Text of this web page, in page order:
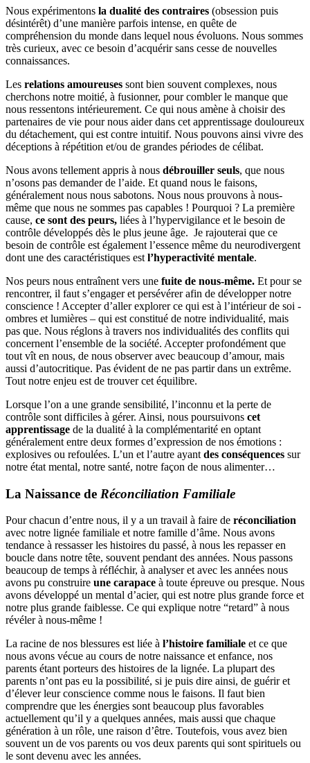
Nous expérimentons la dualité des contraires (obsession puis
désintérêt) d’une manière parfois intense, en quête de
compréhension du monde dans lequel nous évoluons. Nous sommes
très curieux, avec ce besoin d’acquérir sans cesse de nouvelles
connaissances.
Les relations amoureuses sont bien souvent complexes, nous
cherchons notre moitié, à fusionner, pour combler le manque que
nous ressentons intérieurement. Ce qui nous amène à choisir des
partenaires de vie pour nous aider dans cet apprentissage douloureux
du détachement, qui est contre intuitif. Nous pouvons ainsi vivre des
déceptions à répétition et/ou de grandes périodes de célibat.
Nous avons tellement appris à nous débrouiller seuls, que nous
n’osons pas demander de l’aide. Et quand nous le faisons,
généralement nous nous sabotons. Nous nous prouvons à nous-
même que nous ne sommes pas capables ! Pourquoi ? La première
cause, ce sont des peurs, liées à l’hypervigilance et le besoin de
contrôle développés dès le plus jeune âge. Je rajouterai que ce
besoin de contrôle est également l’essence même du neurodivergent
dont une des caractéristiques est l’hyperactivité mentale.
Nos peurs nous entraînent vers une fuite de nous-même. Et pour se
rencontrer, il faut s’engager et persévérer afin de développer notre
conscience ! Accepter d’aller explorer ce qui est à l’intérieur de soi -
ombres et lumières – qui est constitué de notre individualité, mais
pas que. Nous réglons à travers nos individualités des conflits qui
concernent l’ensemble de la société. Accepter profondément que
tout vît en nous, de nous observer avec beaucoup d’amour, mais
aussi d’autocritique. Pas évident de ne pas partir dans un extrême.
Tout notre enjeu est de trouver cet équilibre.
Lorsque l’on a une grande sensibilité, l’inconnu et la perte de
contrôle sont difficiles à gérer. Ainsi, nous poursuivons cet
apprentissage de la dualité à la complémentarité en optant
généralement entre deux formes d’expression de nos émotions :
explosives ou refoulées. L’un et l’autre ayant des conséquences sur
notre état mental, notre santé, notre façon de nous alimenter…
La Naissance de Réconciliation Familiale
Pour chacun d’entre nous, il y a un travail à faire de réconciliation
avec notre lignée familiale et notre famille d’âme. Nous avons
tendance à ressasser les histoires du passé, à nous les repasser en
boucle dans notre tête, souvent pendant des années. Nous passons
beaucoup de temps à réfléchir, à analyser et avec les années nous
avons pu construire une carapace à toute épreuve ou presque. Nous
avons développé un mental d’acier, qui est notre plus grande force et
notre plus grande faiblesse. Ce qui explique notre “retard” à nous
révéler à nous-même !
La racine de nos blessures est liée à l’histoire familiale et ce que
nous avons vécue au cours de notre naissance et enfance, nos
parents étant porteurs des histoires de la lignée. La plupart des
parents n’ont pas eu la possibilité, si je puis dire ainsi, de guérir et
d’élever leur conscience comme nous le faisons. Il faut bien
comprendre que les énergies sont beaucoup plus favorables
actuellement qu’il y a quelques années, mais aussi que chaque
génération à un rôle, une raison d’être. Toutefois, vous avez bien
souvent un de vos parents ou vos deux parents qui sont spirituels ou
le sont devenu avec les années.